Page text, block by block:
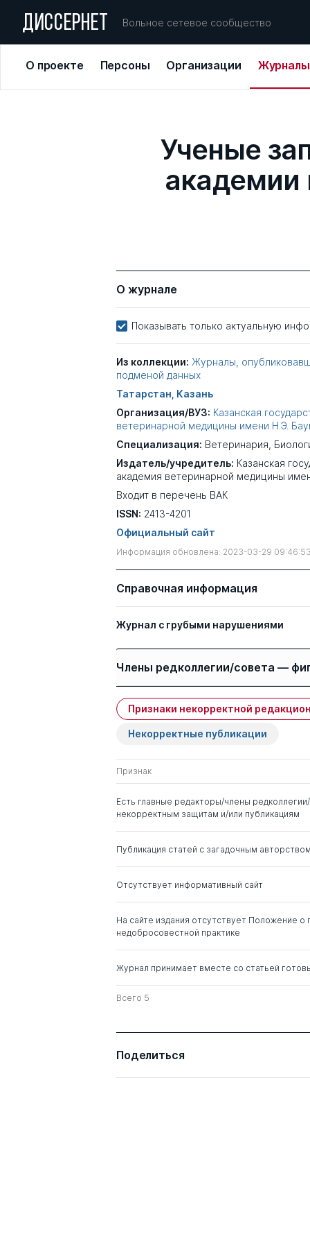
ДИССЕРНЕТ Вольное сетевое сообщество
О проекте Персоны Организации Журналы
Ученые
академии
О журнале
Показывать только актуальную
Из коллекции: Журналы,
подменой данных
Татарстан, Казань
Организация/ВУЗ: Казанская
ветеринарной медицины имени Н.Э.
Специализация: Ветеринария
Издатель/учредитель: Казанская
академия ветеринарной медицины
Входит в перечень ВАК
ISSN: 2413-4201
Официальный сайт
Информация обновлена: 2023-03-29
Справочная информация
Журнал с грубыми нарушениями
Члены редколлегии/совета —
Имя Степень
Иванович
Балакирев Николай
Александрович
д. с.-х.н.
Кощаев Андрей
Георгиевич
д. биолог.н.
Признаки некорректной
Некорректные публикации
Признак
Есть главные редакторы/члены
некорректным защитам и/или публикациям
Публикация статей с загадочным
Отсутствует информативный сайт
На сайте издания отсутствует Положение о
недобросовестной практике
Журнал принимает вместе со статьей
Всего 5
Поделиться